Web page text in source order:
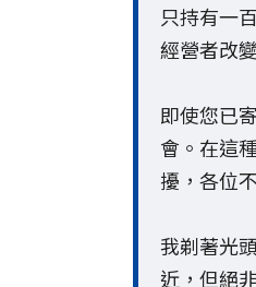
只持有一
經營者改
即使您已
會。在這
擾，各位
我剃著光
近，但絕